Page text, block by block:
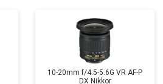
10-20mm f/4.5-5.6G VR AF-P
DX Nikkor